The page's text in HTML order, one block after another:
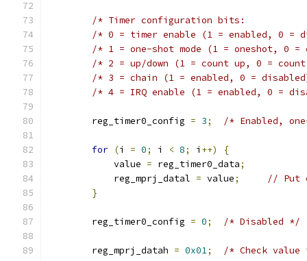
	reg_timer0_config
= 3; /* Enabled,
for (i = 0; i < 8; i ++)
{
	    value
= reg_timer0_data;
	    reg_mprj_datal
= value;
// Put
}
	reg_timer0_config
= 0; /* Disabled */
	reg_mprj_datah
= 0x01; /* Check